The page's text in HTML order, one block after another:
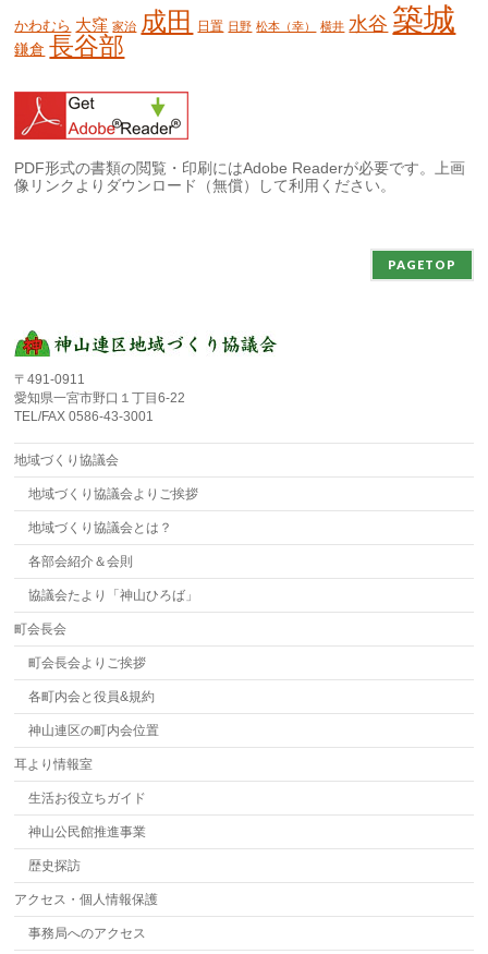
かわむら 大窪 家治 成田 日置 日野 松本（幸） 横井 水谷 築城
鎌倉 長谷部
PDF形式の書類の閲覧・印刷にはAdobe Readerが必要です。上画
像リンクよりダウンロード（無償）して利用ください。
PAGETOP
〒491-0911
愛知県一宮市野口１丁目6-22
TEL/FAX 0586-43-3001
地域づくり協議会
地域づくり協議会よりご挨拶
地域づくり協議会とは？
各部会紹介＆会則
協議会たより「神山ひろば」
町会長会
町会長会よりご挨拶
各町内会と役員&規約
神山連区の町内会位置
耳より情報室
生活お役立ちガイド
神山公民館推進事業
歴史探訪
アクセス・個人情報保護
事務局へのアクセス